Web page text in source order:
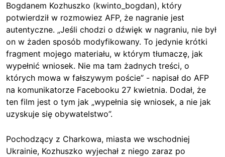
Bogdanem Kozhuszko (kwinto_bogdan), który
potwierdził w rozmowiez AFP, że nagranie jest
autentyczne. „Jeśli chodzi o dźwięk w nagraniu, nie był
on w żaden sposób modyfikowany. To jedynie krótki
fragment mojego materiału, w którym tłumaczę, jak
wypełnić wniosek. Nie ma tam żadnych treści, o
których mowa w fałszywym poście” - napisał do AFP
na komunikatorze Facebooku 27 kwietnia. Dodał, że
ten film jest o tym jak „wypełnia się wniosek, a nie jak
uzyskuje się obywatelstwo”.
Pochodzący z Charkowa, miasta we wschodniej
Ukrainie, Kozhuszko wyjechał z niego zaraz po